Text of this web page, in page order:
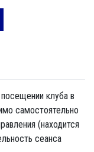
клуба в
самостоятельно
(находится
сеанса